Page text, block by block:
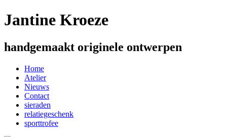
Jantine Kroeze
handgemaakt originele ontwerpen
Home
Atelier
Nieuws
Contact
sieraden
relatiegeschenk
sporttrofee